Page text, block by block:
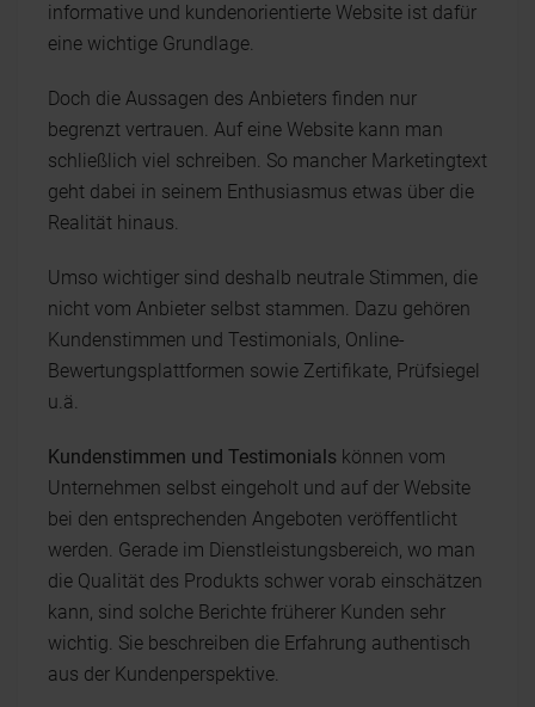
informative und kundenorientierte Website ist dafür
eine wichtige Grundlage.
Doch die Aussagen des Anbieters finden nur
begrenzt vertrauen. Auf eine Website kann man
schließlich viel schreiben. So mancher Marketingtext
geht dabei in seinem Enthusiasmus etwas über die
Realität hinaus.
Umso wichtiger sind deshalb neutrale Stimmen, die
nicht vom Anbieter selbst stammen. Dazu gehören
Kundenstimmen und Testimonials, Online-
Bewertungsplattformen sowie Zertifikate, Prüfsiegel
u.ä.
Kundenstimmen und Testimonials können vom
Unternehmen selbst eingeholt und auf der Website
bei den entsprechenden Angeboten veröffentlicht
werden. Gerade im Dienstleistungsbereich, wo man
die Qualität des Produkts schwer vorab einschätzen
kann, sind solche Berichte früherer Kunden sehr
wichtig. Sie beschreiben die Erfahrung authentisch
aus der Kundenperspektive.